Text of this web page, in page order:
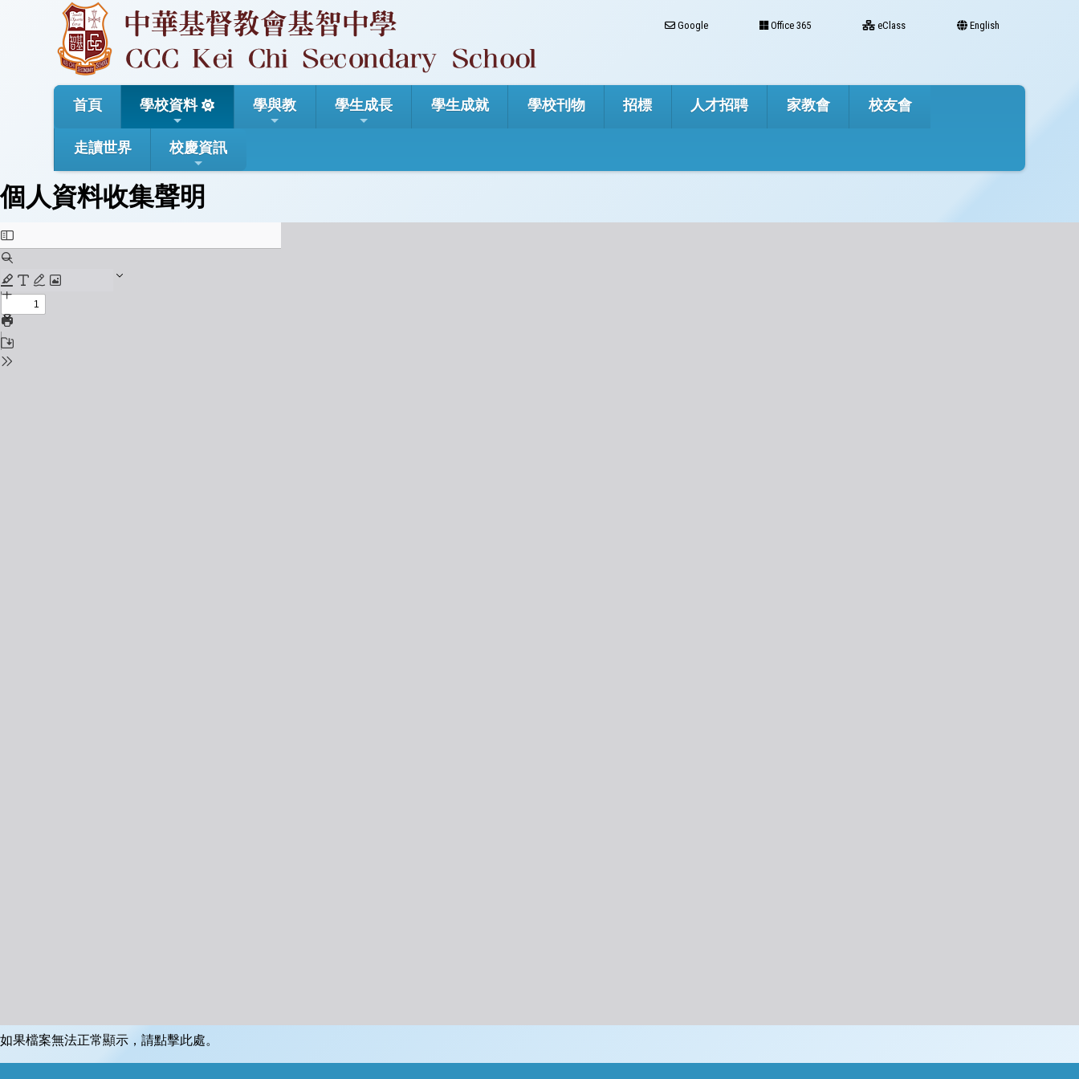
Google Office 365 eClass English
首頁 學校資料 學與教 學生成長 學生成就 學校刊物 招標 人才招聘 家教會 校友會
走讀世界 校慶資訊
個人資料收集聲明
如果檔案無法正常顯示，請點擊此處。